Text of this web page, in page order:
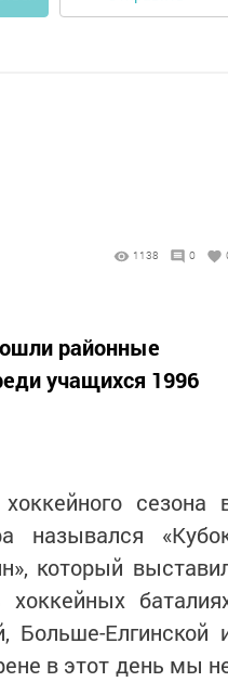
1138 0
районные
учащихся 1996
сезона
назывался
который
Больше-Елгинской
в этот день мы